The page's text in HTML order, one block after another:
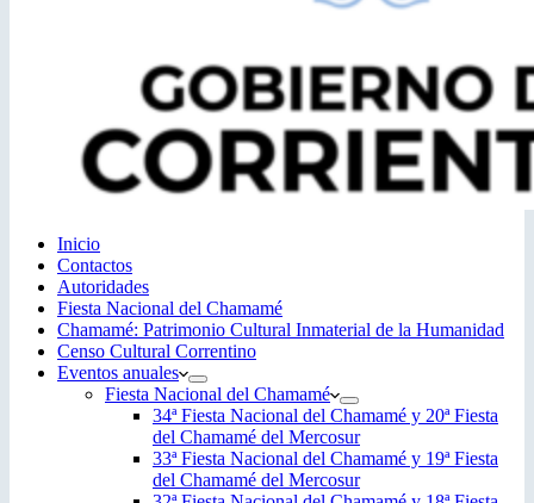
Inicio
Contactos
Autoridades
Fiesta Nacional del Chamamé
Chamamé: Patrimonio Cultural Inmaterial de la Humanidad
Censo Cultural Correntino
Eventos anuales
Fiesta Nacional del Chamamé
34ª Fiesta Nacional del Chamamé y 20ª Fiesta
del Chamamé del Mercosur
33ª Fiesta Nacional del Chamamé y 19ª Fiesta
del Chamamé del Mercosur